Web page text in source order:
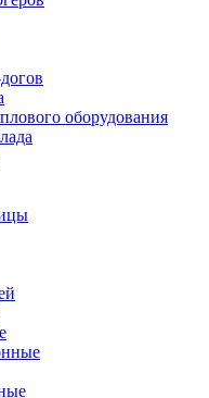
оборудования